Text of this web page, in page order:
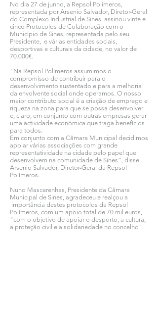
No dia 27 de junho, a Repsol Polímeros,
representada por Arsenio Salvador, Diretor-Geral
do Complexo Industrial de Sines, assinou vinte e
cinco Protocolos de Colaboração com o
Município de Sines, representada pelo seu
Presidente, e várias entidades sociais,
desportivas e culturais da cidade, no valor de
70.000€.
"Na Repsol Polímeros assumimos o
compromisso de contribuir para o
desenvolvimento sustentado e para a melhoria
da envolvente social onde operamos. O nosso
maior contributo social é a criação de emprego e
riqueza na zona para que se possa desenvolver
e, claro, em conjunto com outras empresas gerar
uma actividade económica que traga benefícios
para todos.
Em conjunto com a Câmara Municipal decidimos
apoiar várias associações com grande
representatividade na cidade pelo papel que
desenvolvem na comunidade de Sines”, disse
Arsenio Salvador, Diretor-Geral da Repsol
Polímeros.
Nuno Mascarenhas, Presidente da Câmara
Municipal de Sines, agradeceu e realçou a
importância destes protocolos da Repsol
Polímeros, com um apoio total de 70 mil euros,
"com o objetivo de apoiar o desporto, a cultura,
a proteção civil e a solidariedade no concelho".